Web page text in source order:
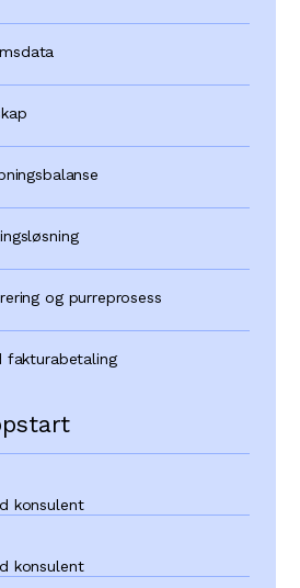
og purreprosess
fakturabetaling
konsulent
konsulent